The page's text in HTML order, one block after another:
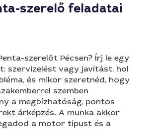
szerelő feladatai
szerelőt Pécsen? Írj le egy
szervizelést vagy javítást, hol
és mikor szeretnéd, hogy
szemben
a megbízhatóság, pontos
árképzés. A munka akkor
a motor típust és a